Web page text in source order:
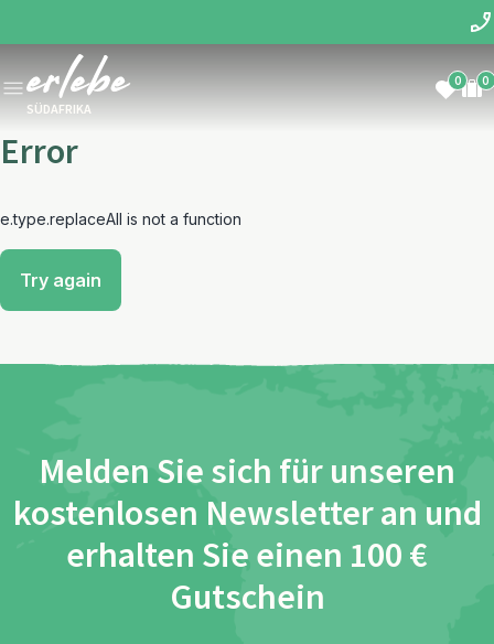
SÜDAFRIKA
0 0
Error
e.type.replaceAll is not a function
Try again
Melden Sie sich für unseren
kostenlosen Newsletter an und
erhalten Sie einen 100 €
Gutschein